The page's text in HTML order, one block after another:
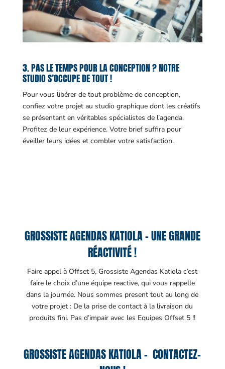
3. PAS LE TEMPS POUR LA CONCEPTION ? NOTRE
STUDIO S’OCCUPE DE TOUT !
Pour vous libérer de tout problème de conception,
confiez votre projet au studio graphique dont les créatifs
se présentant en véritables spécialistes de l’agenda.
Profitez de leur expérience. Votre brief suffira pour
éveiller leurs idées et combler votre satisfaction.
GROSSISTE AGENDAS KATIOLA – UNE GRANDE
RÉACTIVITÉ !
Faire appel à Offset 5, Grossiste Agendas Katiola c’est
faire le choix d’une équipe reactive, qui vous rappelle
dans la journée. Nous sommes present tout au long de
votre projet : De la prise de contact à la livraison du
produits fini. Pas d’impair avec les Equipes Offset 5 !!
GROSSISTE AGENDAS KATIOLA – CONTACTEZ-